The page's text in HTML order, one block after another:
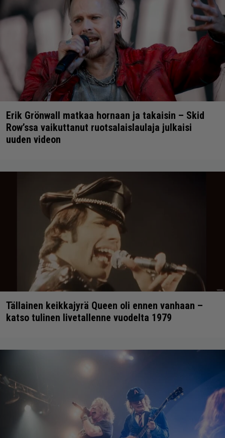
Erik Grönwall matkaa hornaan ja takaisin – Skid
Row’ssa vaikuttanut ruotsalaislaulaja julkaisi
uuden videon
Tällainen keikkajyrä Queen oli ennen vanhaan –
katso tulinen livetallenne vuodelta 1979